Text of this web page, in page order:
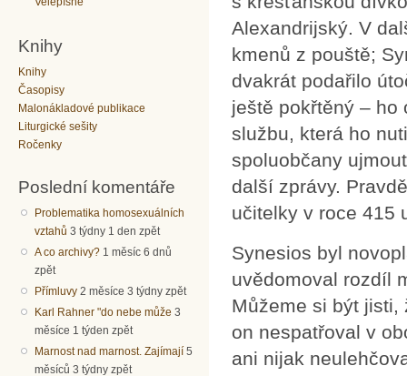
Knihy
Knihy
Časopisy
Malonákladové publikace
Liturgické sešity
Ročenky
Poslední komentáře
Problematika homosexuálních
vztahů 3 týdny 1 den zpět
A co archivy? 1 měsíc 6 dnů
zpět
Přímluvy 2 měsíce 3 týdny zpět
Karl Rahner "do nebe může 3
měsíce 1 týden zpět
Marnost nad marnost. Zajímají 5
měsíců 3 týdny zpět
Alexandrijský. V
kmenů z pouště;
dvakrát podařilo
ještě pokřtěný – ho
službu, která ho
spoluobčany
další zprávy.
učitelky v roce 415
Synesios byl
uvědomoval rozdíl
Můžeme si být jisti,
on nespatřoval v
ani nijak